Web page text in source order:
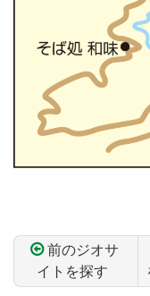
前のジオサ
イトを探す